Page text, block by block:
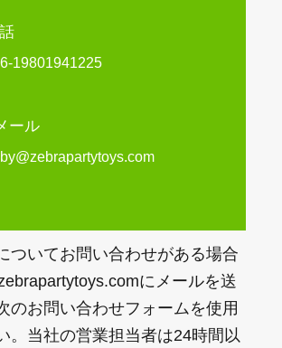
19801941225
ール
ついてお問い合わせがある場合
にメールを送
のお問い合わせフォームを使用
。当社の営業担当者は24時間以